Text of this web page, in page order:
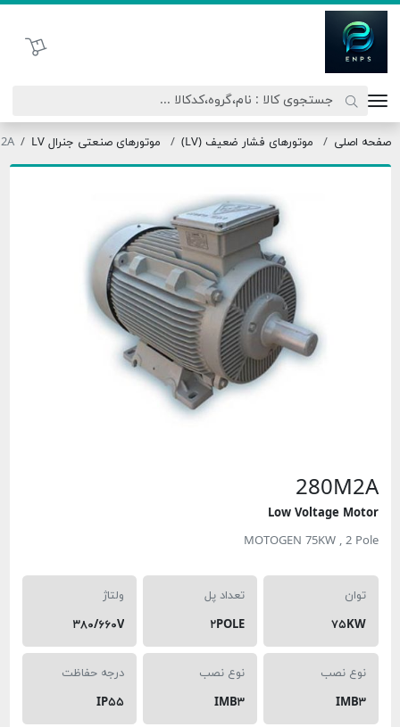
اتحاد نیروی پیشگام صنعت
سبد خرید
اصلی موتورهای فشار ضعیف (LV) موتورهای صنعتی جنرال LV
Low Voltage
MOTOGEN 75KW , 2
۷۵KW
تعداد پل
۲POLE
۳۸۰/۶۶۰V
نوع نصب
IMB۳
نوع نصب
IMB۳
درجه حفاظت